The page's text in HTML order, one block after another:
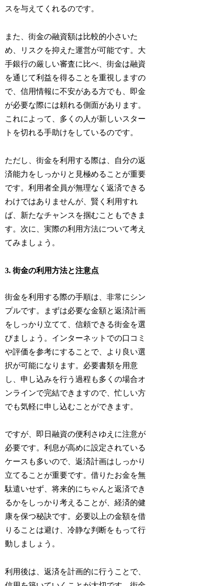
スを与えてくれるのです。
また、街金の融資額は比較的小さいた
め、リスクを抑えた運営が可能です。大
手銀行の厳しい審査に比べ、街金は融資
を通じて利益を得ることを重視しますの
で、信用情報に不安がある方でも、即金
が必要な際には頼れる側面があります。
これによって、多くの人が新しいスター
トを切れる手助けをしているのです。
ただし、街金を利用する際は、自分の返
済能力をしっかりと見極めることが重要
です。利用者全員が無理なく返済できる
わけではありませんが、賢く利用すれ
ば、新たなチャンスを掴むこともできま
す。次に、実際の利用方法について考え
てみましょう。
3. 街金の利用方法と注意点
街金を利用する際の手順は、非常にシン
プルです。まずは必要な金額と返済計画
をしっかり立てて、信頼できる街金を選
びましょう。インターネットでの口コミ
や評価を参考にすることで、より良い選
択が可能になります。必要書類を用意
し、申し込みを行う過程も多くの場合オ
ンラインで完結できますので、忙しい方
でも気軽に申し込むことができます。
ですが、即日融資の便利さゆえに注意が
必要です。利息が高めに設定されている
ケースも多いので、返済計画はしっかり
立てることが重要です。借りたお金を無
駄遣いせず、将来的にちゃんと返済でき
るかをしっかり考えることが、経済的健
康を保つ秘訣です。必要以上の金額を借
りることは避け、冷静な判断をもって行
動しましょう。
利用後は、返済を計画的に行うことで、